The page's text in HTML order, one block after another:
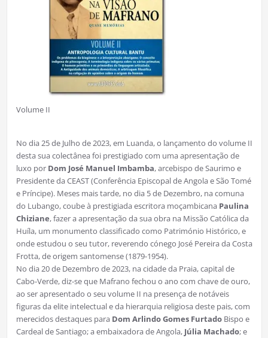
Volume II
No dia 25 de Julho de 2023, em Luanda, o lançamento do volume II
desta sua colectânea foi prestigiado com uma apresentação de
luxo por Dom José Manuel Imbamba, arcebispo de Saurimo e
Presidente da CEAST (Conferência Episcopal de Angola e São Tomé
e Príncipe). Meses mais tarde, no dia 5 de Dezembro, na comuna
do Lubango, coube à prestigiada escritora moçambicana Paulina
Chiziane, fazer a apresentação da sua obra na Missão Católica da
Huíla, um monumento classificado como Património Histórico, e
onde estudou o seu tutor, reverendo cónego José Pereira da Costa
Frotta, de origem santomense (1879-1954).
No dia 20 de Dezembro de 2023, na cidade da Praia, capital de
Cabo-Verde, diz-se que Mafrano fechou o ano com chave de ouro,
ao ser apresentado o seu volume II na presença de notáveis
figuras da elite intelectual e da hierarquia religiosa deste pais, com
merecidos destaques para Dom Arlindo Gomes FurtadoBispo e
Cardeal de Santiago; a embaixadora de Angola, Júlia Machado; e